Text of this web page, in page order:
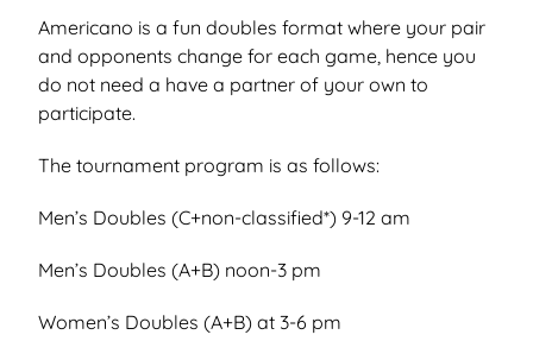
Americano is a fun doubles format where your pair
and opponents change for each game, hence you
do not need a have a partner of your own to
participate.
The tournament program is as follows:
Men’s Doubles (C+non-classified*) 9-12 am
Men’s Doubles (A+B) noon-3 pm
Women’s Doubles (A+B) at 3-6 pm